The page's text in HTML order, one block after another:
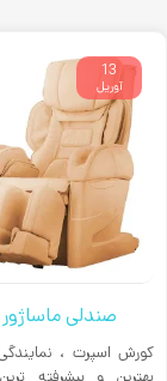
13
آوریل
صندلی
کورش اسپرت ،